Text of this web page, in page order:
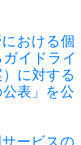
おける個
イドライ
に対する
表」を公
ービスの